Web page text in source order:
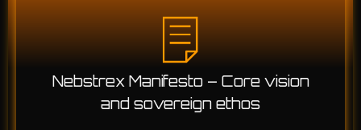
Nebstrex Manifesto – Core vision
and sovereign ethos